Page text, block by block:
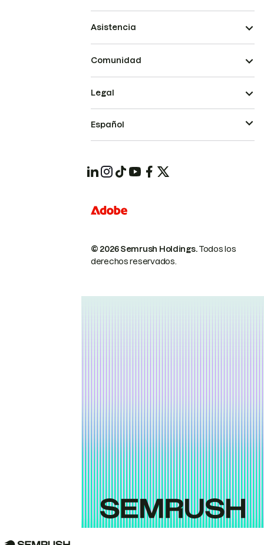
Asistencia
Comunidad
© 2026 Semrush Holdings.Todos los
derechos reservados.
Legal
Español